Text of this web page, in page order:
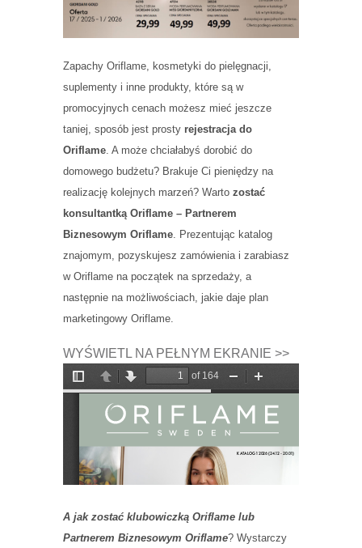
Zapachy Oriflame, kosmetyki do pielęgnacji,
suplementy i inne produkty, które są w
promocyjnych cenach możesz mieć jeszcze
taniej, sposób jest prosty rejestracja do
Oriflame. A może chciałabyś dorobić do
domowego budżetu? Brakuje Ci pieniędzy na
realizację kolejnych marzeń? Warto zostać
konsultantką Oriflame – Partnerem
Biznesowym Oriflame. Prezentując katalog
znajomym, pozyskujesz zamówienia i zarabiasz
w Oriflame na początek na sprzedaży, a
następnie na możliwościach, jakie daje plan
marketingowy Oriflame.
WYŚWIETL NA PEŁNYM EKRANIE >>
A jak zostać klubowiczką Oriflame lub
Partnerem Biznesowym Oriflame? Wystarczy